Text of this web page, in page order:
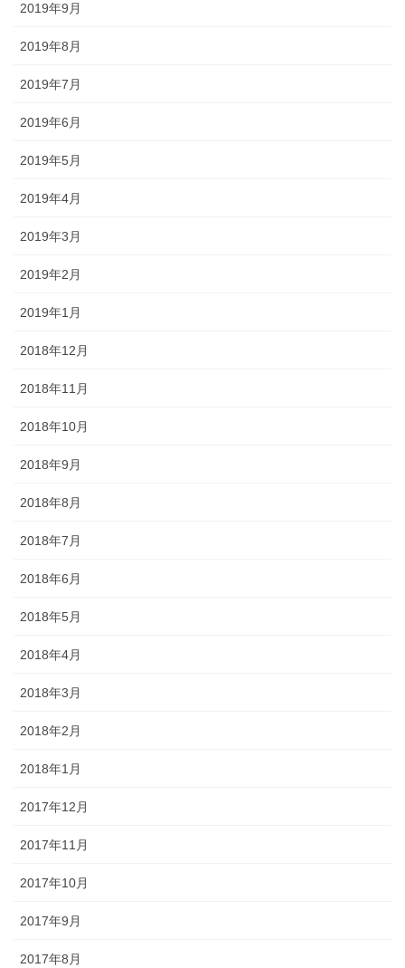
2019年9月
2019年8月
2019年7月
2019年6月
2019年5月
2019年4月
2019年3月
2019年2月
2019年1月
2018年12月
2018年11月
2018年10月
2018年9月
2018年8月
2018年7月
2018年6月
2018年5月
2018年4月
2018年3月
2018年2月
2018年1月
2017年12月
2017年11月
2017年10月
2017年9月
2017年8月